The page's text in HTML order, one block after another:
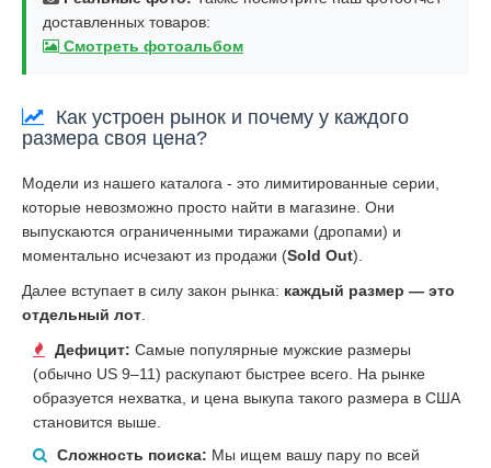
доставленных товаров:
Смотреть фотоальбом
Как устроен рынок и почему у каждого
размера своя цена?
Модели из нашего каталога - это лимитированные серии,
которые невозможно просто найти в магазине. Они
выпускаются ограниченными тиражами (дропами) и
моментально исчезают из продажи (Sold Out).
Далее вступает в силу закон рынка: каждый размер — это
отдельный лот
Дефицит: Самые популярные мужские размеры
(обычно US 9–11) раскупают быстрее всего. На рынке
образуется нехватка, и цена выкупа такого размера в США
становится выше.
Сложность поиска: Мы ищем вашу пару по всей